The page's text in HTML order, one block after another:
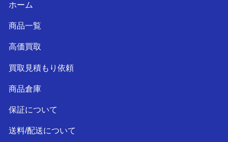
ホーム
商品一覧
高価買取
買取見積もり依頼
商品倉庫
保証について
送料/配送について